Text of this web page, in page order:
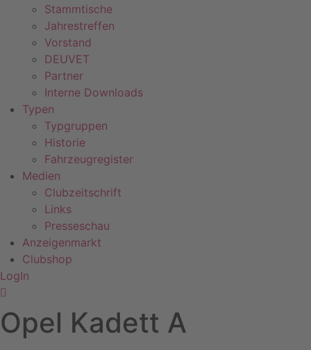
Stammtische
Jahrestreffen
Vorstand
DEUVET
Partner
Interne Downloads
Typen
Typgruppen
Historie
Fahrzeugregister
Medien
Clubzeitschrift
Links
Presseschau
Anzeigenmarkt
Clubshop
LogIn
Opel Kadett A